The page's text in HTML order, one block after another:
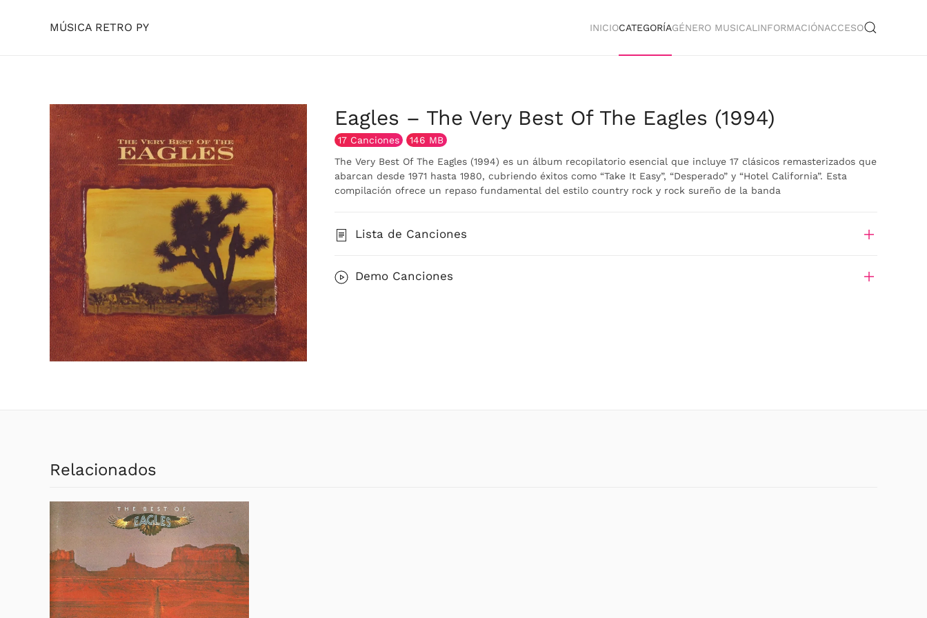
MÚSICA RETRO PY INICIOCATEGORÍAGÉNERO MUSICAL INFORMACIÓNACCESO
Eagles – The Very Best Of The Eagles (1994)
17 Canciones
146 MB
The Very Best Of The Eagles (1994) es un álbum recopilatorio esencial que incluye 17 clásicos remasterizados que
abarcan desde 1971 hasta 1980, cubriendo éxitos como “Take It Easy”, “Desperado” y “Hotel California”. Esta
compilación ofrece un repaso fundamental del estilo country rock y rock sureño de la banda
Lista de Canciones
Demo Canciones
Relacionados